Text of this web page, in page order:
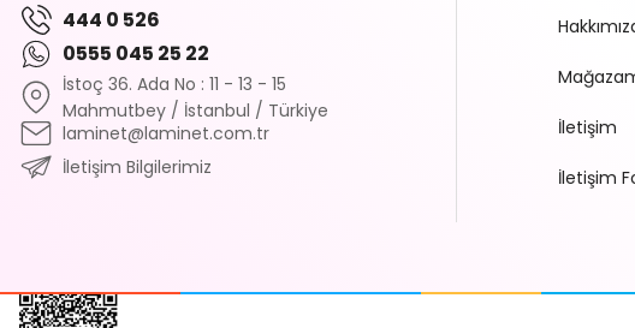
444 0 526
0555 045 25 22
İstoç 36. Ada No : 11 - 13 - 15
Mahmutbey / İstanbul / Türkiye
laminet@laminet.com.tr
İletişim Bilgilerimiz
İletişim
İletişim